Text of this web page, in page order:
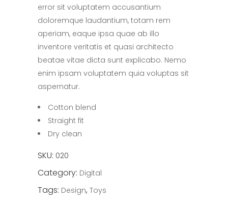
error sit voluptatem accusantium
doloremque laudantium, totam rem
aperiam, eaque ipsa quae ab illo
inventore veritatis et quasi architecto
beatae vitae dicta sunt explicabo. Nemo
enim ipsam voluptatem quia voluptas sit
aspernatur.
Cotton blend
Straight fit
Dry clean
SKU: 020
Category: Digital
Tags: Design, Toys